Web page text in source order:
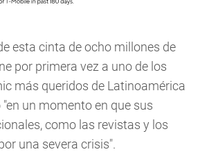
esta cinta de ocho millones de
por primera vez a uno de los
más queridos de Latinoamérica
un momento en que sus
como las revistas y los
una severa crisis".